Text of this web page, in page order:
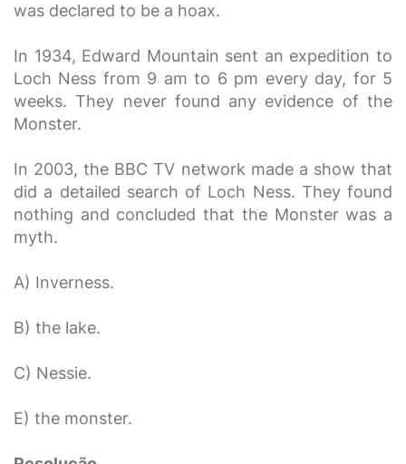
was declared to be a hoax.
In 1934, Edward Mountain sent an expedition to
Loch Ness from 9 am to 6 pm every day, for 5
weeks. They never found any evidence of the
Monster.
In 2003, the BBC TV network made a show that
did a detailed search of Loch Ness. They found
nothing and concluded that the Monster was a
myth.
A) Inverness.
B) the lake.
C) Nessie.
E) the monster.